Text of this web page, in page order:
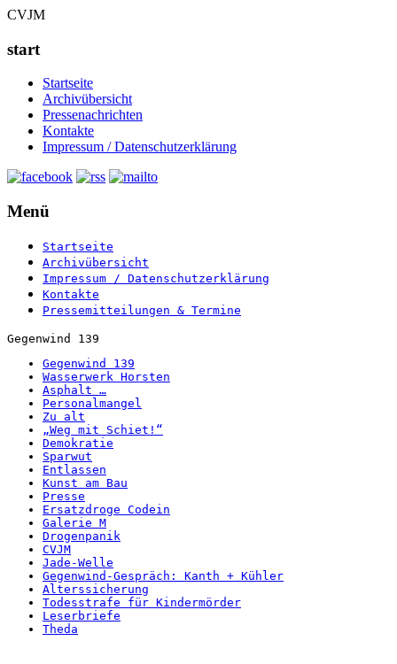
CVJM
start
Startseite
Archivübersicht
Pressenachrichten
Kontakte
Impressum / Datenschutzerklärung
Menü
Startseite
Archivübersicht
Impressum / Datenschutzerklärung
Kontakte
Pressemitteilungen & Termine
Gegenwind 139
Gegenwind 139
Wasserwerk Horsten
Asphalt …
Personalmangel
Zu alt
„Weg mit Schiet!“
Demokratie
Sparwut
Entlassen
Kunst am Bau
Presse
Ersatzdroge Codein
Galerie M
Drogenpanik
CVJM
Jade-Welle
Gegenwind-Gespräch: Kanth + Kühler
Alterssicherung
Todesstrafe für Kindermörder
Leserbriefe
Theda